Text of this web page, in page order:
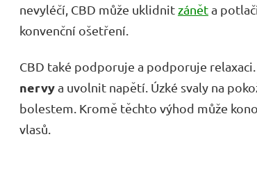
nevyléčí, CBD může uklidnitzáněta
konvenční ošetření.
CBD také podporuje a podporuje relaxaci.
nervya uvolnit napětí. Úzké svaly na
bolestem. Kromě těchto výhod může
vlasů.